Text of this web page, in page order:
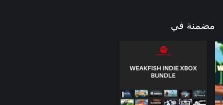
مضمنة في